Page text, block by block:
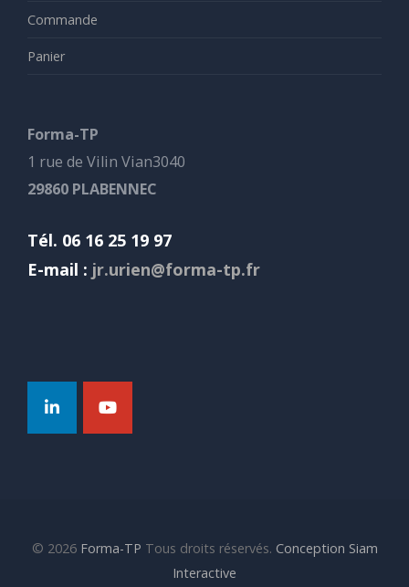
Commande
Panier
Forma-TP
1 rue de Vilin Vian3040
29860 PLABENNEC
Tél. 06 16 25 19 97
E-mail : jr.urien@forma-tp.fr
© 2026 Forma-TP Tous droits réservés. Conception Siam
Interactive